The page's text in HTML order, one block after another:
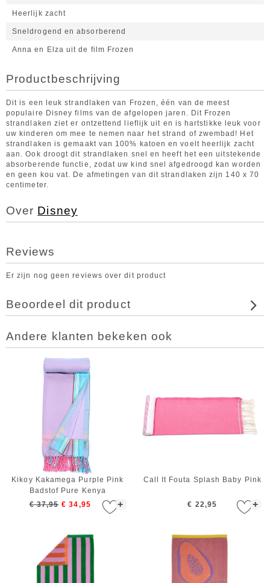
Heerlijk zacht
Sneldrogend en absorberend
Anna en Elza uit de film Frozen
Productbeschrijving
Dit is een leuk strandlaken van Frozen, één van de meest
populaire Disney films van de afgelopen jaren. Dit Frozen
strandlaken ziet er ontzettend lieflijk uit en is hartstikke leuk voor
uw kinderen om mee te nemen naar het strand of zwembad! Het
strandlaken is gemaakt van 100% katoen en voelt heerlijk zacht
aan. Ook droogt dit strandlaken snel en heeft het een uitstekende
absorberende functie, zodat uw kind snel afgedroogd kan worden
en geen kou vat. De afmetingen van dit strandlaken zijn 140 x 70
centimeter.
Over Disney
Reviews
Er zijn nog geen reviews over dit product
Beoordeel dit product
Andere klanten bekeken ook
+
Kikoy Kakamega Purple Pink
Badstof Pure Kenya
€ 37,95 € 34,95 +
Call It Fouta Splash Baby Pink
€ 22,95